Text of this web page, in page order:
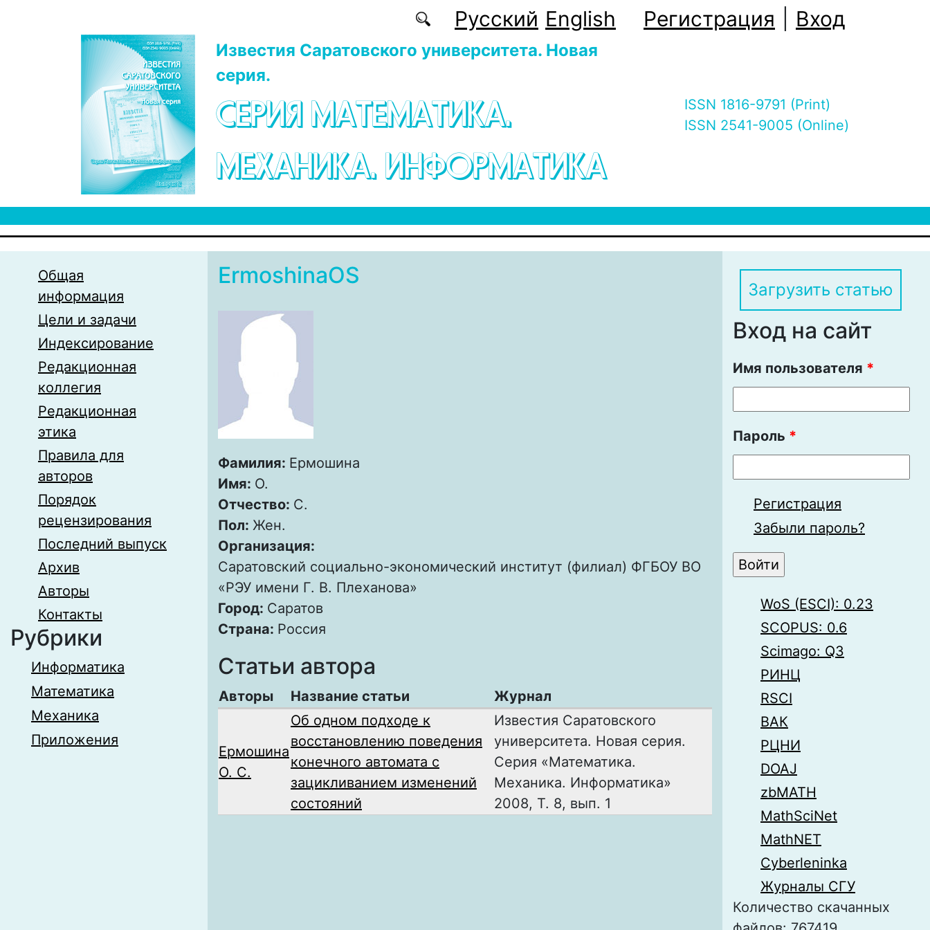
Русский English Регистрация Вход
Известия Саратовского университета. Новая
серия.
СЕРИЯ МАТЕМАТИКА.
МЕХАНИКА. ИНФОРМАТИКА
ISSN 1816-9791 (Print)
ISSN 2541-9005 (Online)
Общая
информация
Цели и задачи
Индексирование
Редакционная
коллегия
Редакционная
этика
Правила для
авторов
Порядок
рецензирования
Последний выпуск
Архив
Авторы
Контакты
Рубрики
Информатика
Математика
Механика
Приложения
ErmoshinaOS
Фамилия: Ермошина
Имя: О.
Отчество: С.
Пол: Жен.
Организация:
Саратовский социально-экономический институт (филиал) ФГБОУ ВО
«РЭУ имени Г. В. Плеханова»
Город: Саратов
Страна: Россия
Статьи автора
Авторы Название статьи Журнал
Ермошина
О. С.
Об одном подходе к
восстановлению поведения
конечного автомата с
зацикливанием изменений
состояний
Известия Саратовского
университета. Новая серия.
Серия «Математика.
Механика. Информатика»
2008, Т. 8, вып. 1
Загрузить статью
Вход на сайт
Имя пользователя *
Пароль *
Регистрация
Забыли пароль?
WoS (ESCI): 0.23
SCOPUS: 0.6
Scimago: Q3
РИНЦ
RSCI
ВАК
РЦНИ
DOAJ
zbMATH
MathSciNet
MathNET
Cyberleninka
Журналы СГУ
Количество скачанных